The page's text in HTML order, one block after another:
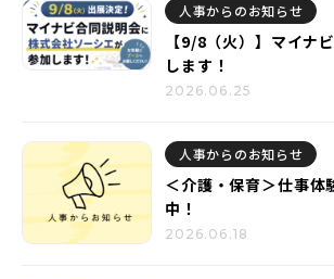
人事からのお知らせ
【9/8（火）】マイナ
します！
2026.06.25
人事からのお知らせ
＜介護・保育＞仕事体
中！
2026.06.18